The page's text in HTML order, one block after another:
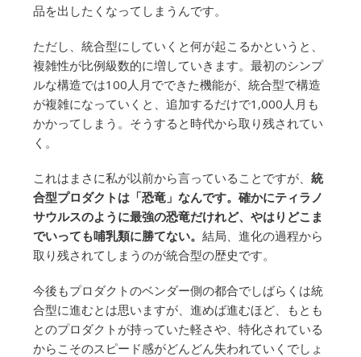
品を出したくなってしまうんです。
ただし、統合型にしていくと何が起こるかというと、
複雑性が比例級数的に増していきます。最初のシンプ
ルな構造では100人月でできた機能が、統合型で構造
が複雑になっていくと、追加するだけで1,000人月も
かかってしまう。そうすると時代から取り残されてい
く。
これはまさに私が以前から言っていることですが、 統
合型プロダクトは「恐竜」なんです。確かにティラノ
サウルスのように最強の恐竜だけれど、やはりどこま
でいっても哺乳類に勝てない。 結局、進化の過程から
取り残されてしまうのが統合型の歴史です。
今後もプロダクトのベンダー側の都合でしばらくは統
合型に進むとは思いますが、進めば進むほど、もとも
とのプロダクトが持っていた軽さや、特化されている
からこそのスピード感がどんどん失われていくでしょ